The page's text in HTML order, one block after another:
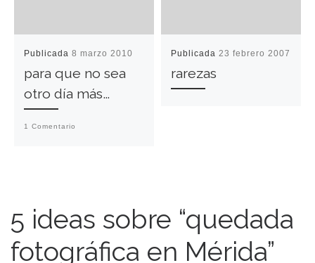
Publicada8 marzo 2010
para que no sea
otro día más…
1 Comentario
Publicada 23 febrero 2007
rarezas
5 ideas sobre “quedada
fotográfica en Mérida”